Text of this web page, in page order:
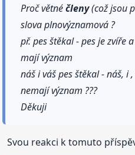
Proč větnéčleny(což jsou
slova plnovýznamová ?
př. pes štěkal - pes je zvíře
mají význam
náš i váš pes štěkal - náš, i
nemají význam ???
Děkuji
Svou reakci k tomuto